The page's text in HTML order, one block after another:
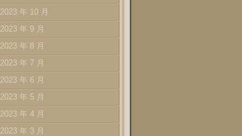
2023 年 10 月
2023 年 9 月
2023 年 8 月
2023 年 7 月
2023 年 6 月
2023 年 5 月
2023 年 4 月
2023 年 3 月